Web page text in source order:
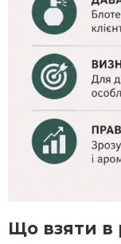
Що взяти в